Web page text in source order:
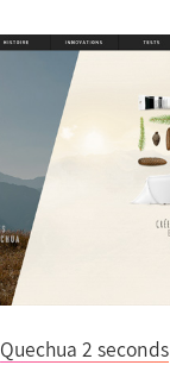
Quechua 2 seconds